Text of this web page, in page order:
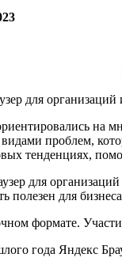
для
на
проблем,
тенденциях,
для
полезен для
формате.
года Яндекс